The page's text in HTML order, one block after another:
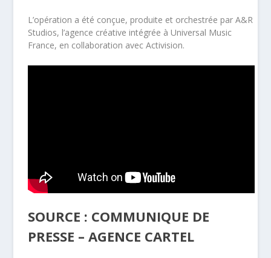
L’opération a été conçue, produite et orchestrée par A&R
Studios, l’agence créative intégrée à Universal Music
France, en collaboration avec Activision.
SOURCE : COMMUNIQUE DE
PRESSE – AGENCE CARTEL